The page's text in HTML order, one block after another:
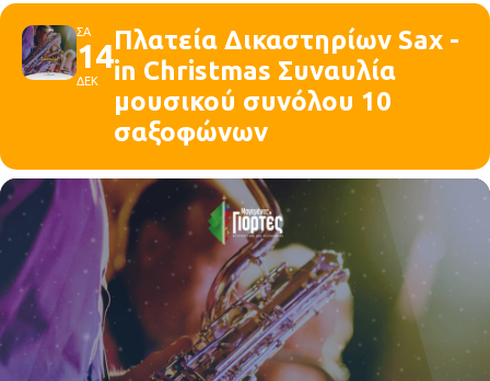
ΣΑ
14
ΔΕΚ
Πλατεία Δικαστηρίων Sax -
in Christmas Συναυλία
μουσικού συνόλου 10
σαξοφώνων